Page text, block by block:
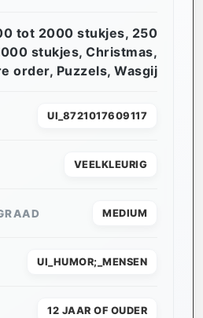
tot 2000 stukjes, 250
stukjes, Christmas,
order, Puzzels, Wasgij
UI_8721017609117
VEELKLEURIG
MEDIUM
UI_HUMOR;_MENSEN
12 JAAR OF OUDER